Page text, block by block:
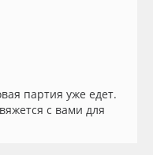
партия уже едет.
с вами для